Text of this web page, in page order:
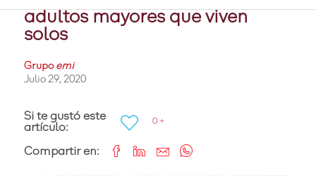
adultos mayores que viven
solos
Grupo emi
Julio 29, 2020
Si te gustó este
artículo:
0 +
Compartir en: